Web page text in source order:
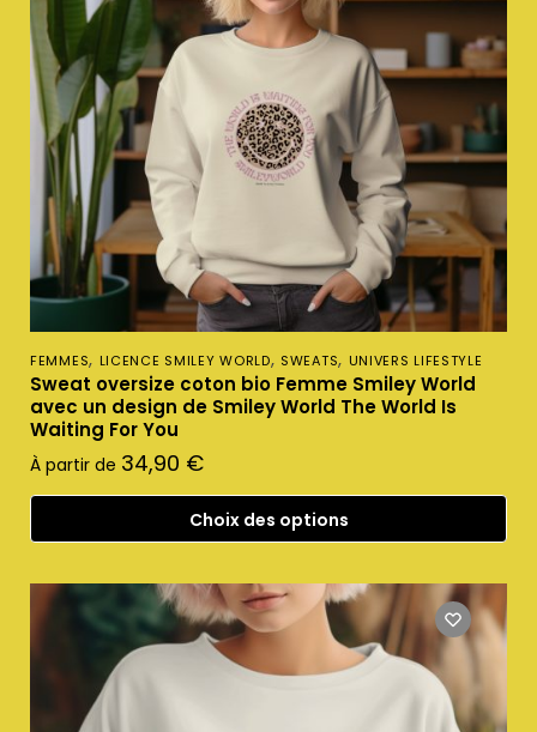
FEMMES, LICENCE SMILEY WORLD, SWEATS, UNIVERS LIFESTYLE
Sweat oversize coton bio Femme Smiley World
avec un design de Smiley World The World Is
Waiting For You
À partir de 34,90 €
Choix des options